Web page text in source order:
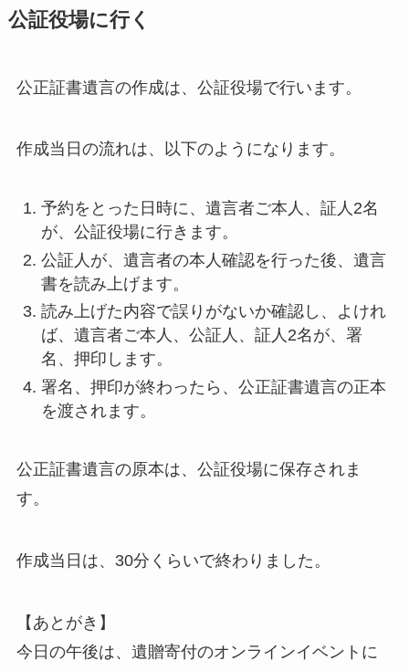
公証役場に行く
公正証書遺言の作成は、公証役場で行います。
作成当日の流れは、以下のようになります。
予約をとった日時に、遺言者ご本人、証人2名
が、公証役場に行きます。
公証人が、遺言者の本人確認を行った後、遺言
書を読み上げます。
読み上げた内容で誤りがないか確認し、よけれ
ば、遺言者ご本人、公証人、証人2名が、署
名、押印します。
署名、押印が終わったら、公正証書遺言の正本
を渡されます。
公正証書遺言の原本は、公証役場に保存されま
す。
作成当日は、30分くらいで終わりました。
【あとがき】
今日の午後は、遺贈寄付のオンラインイベントに